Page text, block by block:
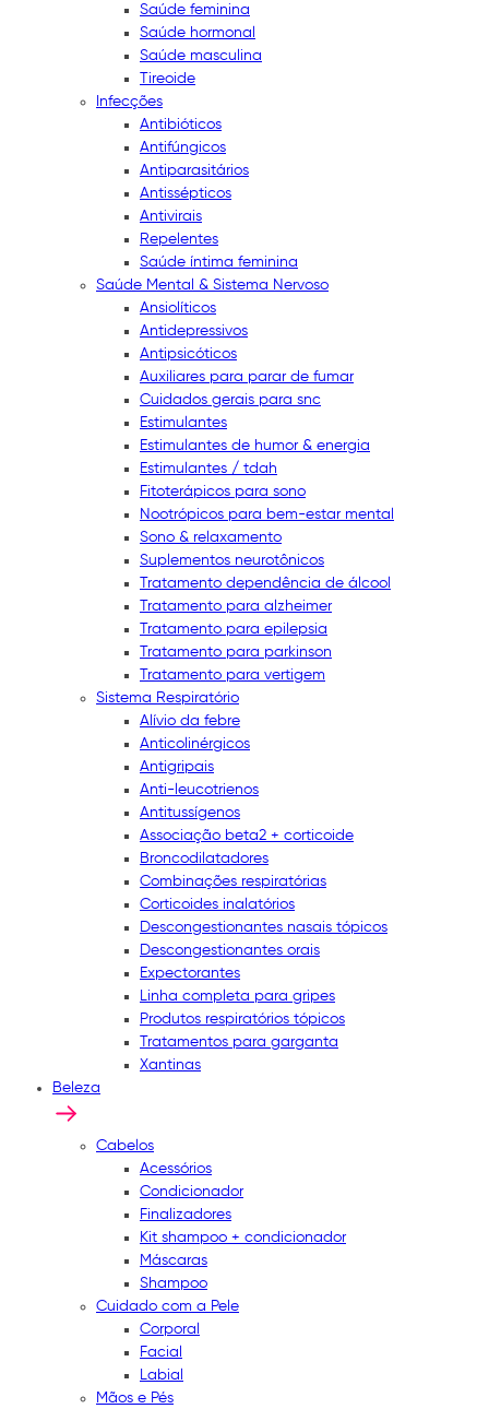
Saúde feminina
Saúde hormonal
Saúde masculina
Tireoide
Infecções
Antibióticos
Antifúngicos
Antiparasitários
Antissépticos
Antivirais
Repelentes
Saúde íntima feminina
Saúde Mental & Sistema Nervoso
Ansiolíticos
Antidepressivos
Antipsicóticos
Auxiliares para parar de fumar
Cuidados gerais para snc
Estimulantes
Estimulantes de humor & energia
Estimulantes / tdah
Fitoterápicos para sono
Nootrópicos para bem-estar mental
Sono & relaxamento
Suplementos neurotônicos
Tratamento dependência de álcool
Tratamento para alzheimer
Tratamento para epilepsia
Tratamento para parkinson
Tratamento para vertigem
Sistema Respiratório
Alívio da febre
Anticolinérgicos
Antigripais
Anti-leucotrienos
Antitussígenos
Associação beta2 + corticoide
Broncodilatadores
Combinações respiratórias
Corticoides inalatórios
Descongestionantes nasais tópicos
Descongestionantes orais
Expectorantes
Linha completa para gripes
Produtos respiratórios tópicos
Tratamentos para garganta
Xantinas
Beleza
Cabelos
Acessórios
Condicionador
Finalizadores
Kit shampoo + condicionador
Máscaras
Shampoo
Cuidado com a Pele
Corporal
Facial
Labial
Mãos e Pés